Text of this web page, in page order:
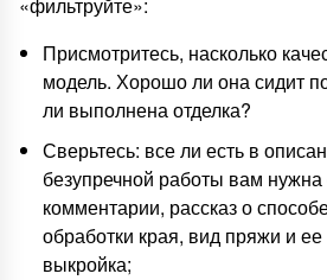
«фильтруйте»:
Присмотритесь, насколько
модель. Хорошо ли она сидит
ли выполнена отделка?
Сверьтесь: все ли есть в
безупречной работы вам
комментарии, рассказ о
обработки края, вид пряжи и ее
выкройка;